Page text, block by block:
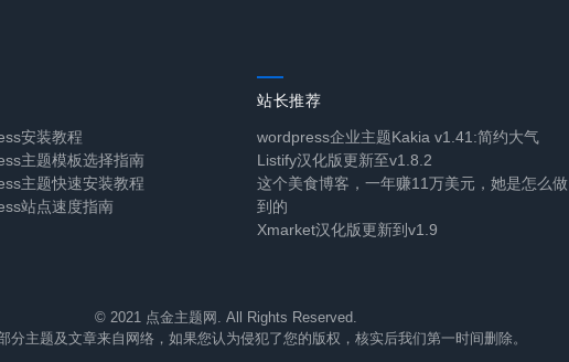
安装教程
主题模板选择指南
主题快速安装教程
站点速度指南
站长推荐
wordpress企业主题Kakia v1.41:简约大气
Listify汉化版更新至v1.8.2
这个美食博客，一年赚11万美元，她是怎么做
到的
Xmarket汉化版更新到v1.9
© 2021 点金主题网. All Rights Reserved.
分主题及文章来自网络，如果您认为侵犯了您的版权，核实后我们第一时间删除。